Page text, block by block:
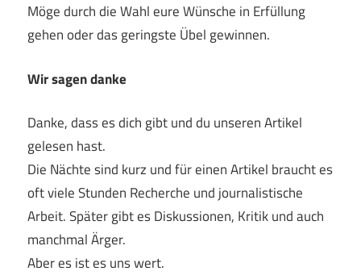
Möge durch die Wahl eure Wünsche in Erfüllung
gehen oder das geringste Übel gewinnen.
Wir sagen danke
Danke, dass es dich gibt und du unseren Artikel
gelesen hast.
Die Nächte sind kurz und für einen Artikel braucht es
oft viele Stunden Recherche und journalistische
Arbeit. Später gibt es Diskussionen, Kritik und auch
manchmal Ärger.
Aber es ist es uns wert.